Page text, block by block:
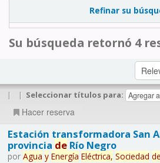
Refinar su
Su búsqueda retornó 4
| | Seleccionar títulos para:
Hacer reserva
Estación transformadora San
provincia deRío Negro
por Agua y Energía Eléctrica, Sociedad de